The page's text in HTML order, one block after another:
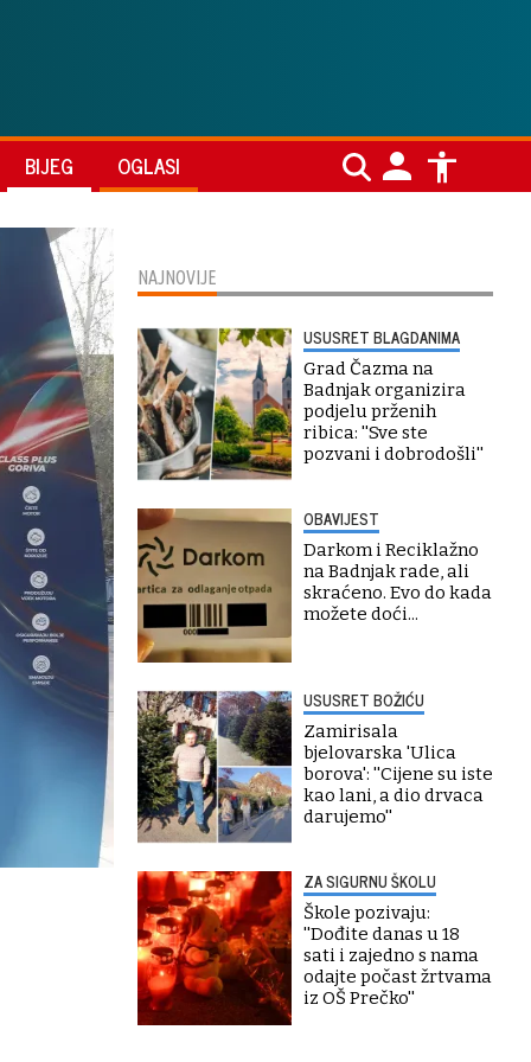
BIJEG OGLASI
NAJNOVIJE
USUSRET BLAGDANIMA
Grad Čazma na
Badnjak organizira
podjelu prženih
ribica: ''Sve ste
pozvani i dobrodošli''
OBAVIJEST
Darkom i Reciklažno
na Badnjak rade, ali
skraćeno. Evo do kada
možete doći...
USUSRET BOŽIĆU
Zamirisala
bjelovarska 'Ulica
borova': ''Cijene su iste
kao lani, a dio drvaca
darujemo''
ZA SIGURNU ŠKOLU
Škole pozivaju:
''Dođite danas u 18
sati i zajedno s nama
odajte počast žrtvama
iz OŠ Prečko''